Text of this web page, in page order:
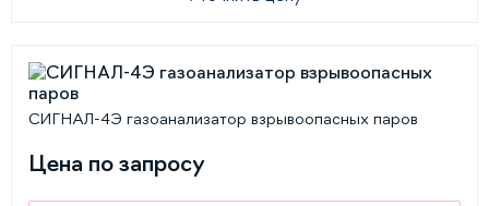
СИГНАЛ-4Э газоанализатор взрывоопасных паров
Цена по запросу